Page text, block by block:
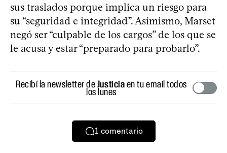
sus traslados porque implica un riesgo para
su “seguridad e integridad”. Asimismo, Marset
negó ser “culpable de los cargos” de los que se
le acusa y estar “preparado para probarlo”.
Recibí la newsletter deJusticiaen tu email todos
los lunes
1 comentario